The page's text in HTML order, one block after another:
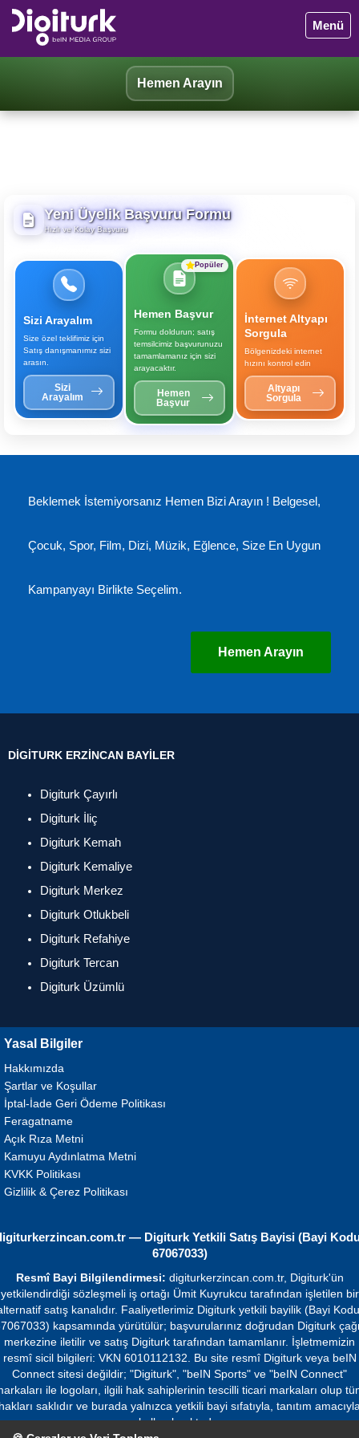
Menü
Hemen Arayın
Yeni Üyelik Başvuru Formu
Hızlı ve Kolay Başvuru
Sizi Arayalım
Size özel teklifimiz için
Satış danışmanımız sizi
arasın.
Sizi
Arayalım
Popüler
Hemen Başvur
Formu doldurun; satış
temsilcimiz başvurunuzu
tamamlamanız için sizi
arayacaktır.
Hemen
Başvur
İnternet Altyapı
Sorgula
Bölgenizdeki internet
hızını kontrol edin
Altyapı
Sorgula
Beklemek İstemiyorsanız Hemen Bizi Arayın ! Belgesel,
Çocuk, Spor, Film, Dizi, Müzik, Eğlence, Size En Uygun
Kampanyayı Birlikte Seçelim.
Hemen Arayın
DIGITURK ERZINCAN BAYILER
Digiturk Çayırlı
Digiturk İliç
Digiturk Kemah
Digiturk Kemaliye
Digiturk Merkez
Digiturk Otlukbeli
Digiturk Refahiye
Digiturk Tercan
Digiturk Üzümlü
Yasal Bilgiler
Hakkımızda
Şartlar ve Koşullar
İptal-İade Geri Ödeme Politikası
Feragatname
Açık Rıza Metni
Kamuyu Aydınlatma Metni
KVKK Politikası
Gizlilik & Çerez Politikası
— Digiturk Yetkili Satış Bayisi (Bayi
67067033)
Resmî Bayi Bilgilendirmesi: digiturkerzincan.com.tr, Digiturk'ün
yetkilendirdiği sözleşmeli iş ortağı Ümit Kuyrukcu tarafından işletilen bir
satış kanalıdır. Faaliyetlerimiz Digiturk yetkili bayilik (Bayi
kapsamında yürütülür; başvurularınız doğrudan Digiturk
merkezine iletilir ve satış Digiturk tarafından tamamlanır. İşletmemizin
resmî sicil bilgileri: VKN 6010112132. Bu site resmî Digiturk veya beIN
Connect sitesi değildir; "Digiturk", "beIN Sports" ve "beIN Connect"
ile logoları, ilgili hak sahiplerinin tescilli ticari markaları olup
saklıdır ve burada yalnızca yetkili bayi sıfatıyla, tanıtım
kullanılmaktadır.